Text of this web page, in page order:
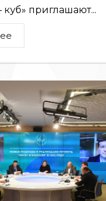
приглашают...